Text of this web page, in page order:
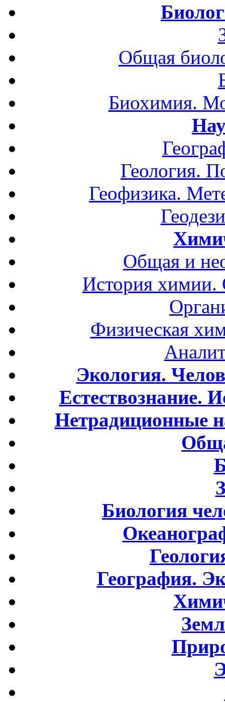
Общая
Биохимия.
Геология.
Геофизика.
Общая и
История
Физическая
Экология.
Естествознание.
Нетрадиционные
Биология
География.